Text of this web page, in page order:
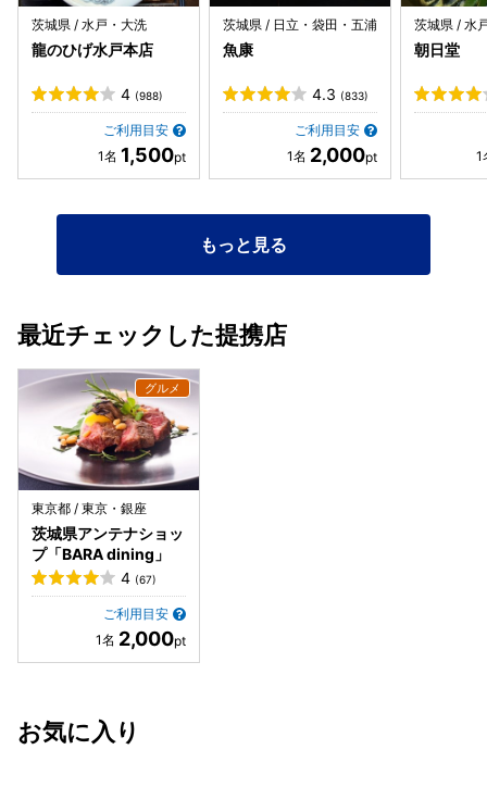
っけ隊！！で放送された行列の店の「まるみつ旅館のあん肝
ラーメン」もメニューにありました！ お冷の提供が冷たい緑
茶でした、それも◎ 広島tauの２階の広島お好み焼きも美味
ショップのレストランは“美味しい“決定です(⁠☆⁠▽⁠☆⁠)
茨城県 / 水戸・大洗
龍のひげ水戸本店
4 (988)
ご利用目安
1,500
茨城県 / 日立・袋田・五浦
魚康
4.3 (833)
ご利用目安
2,000
茨城県 / 水
朝日堂
もっと見る
最近チェックした提携店
東京都 / 東京・銀座
茨城県アンテナショッ
プ「BARA dining」
4 (67)
ご利用目安
2,000
お気に入り